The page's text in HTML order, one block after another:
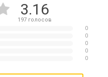
3.16
197голосов
0
0
0
0
0